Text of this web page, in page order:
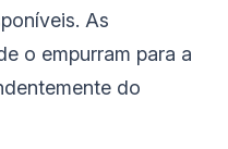
As
o empurram para a
do